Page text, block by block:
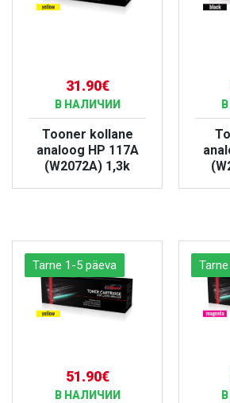
31.90€
В НАЛИЧИИ
Tooner kollane
analoog HP 117A
(W2072A) 1,3k
Tarne 1-5 päeva
51.90€
В НАЛИЧИИ